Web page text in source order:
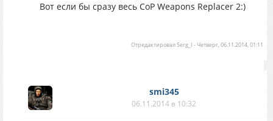
Вот если бы сразу весь CoP Weapons Replacer 2:)
ОтредактировалSerg_I -Четверг, 06.11.2014, 01:11
smi345
06.11.2014 в 10:32